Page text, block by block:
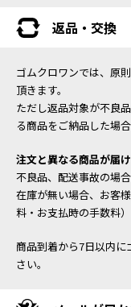
返品・交換
ゴムクロワンでは、原
頂きます。
ただし返品対象が不良
る商品をご納品した場
注文と異なる商品が届
不良品、配送事故の場
在庫が無い場合、お客
料・お支払時の手数料
商品到着から7日以内
さい。